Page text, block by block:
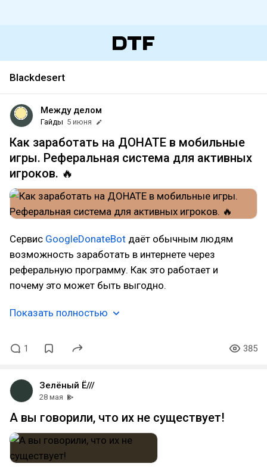
Blackdesert
Между делом
Гайды 5 июня
Как заработать на ДОНАТЕ в мобильные
игры. Реферальная система для активных
игроков. 🔥
Сервис GoogleDonateBot даёт обычным людям
возможность заработать в интернете через
реферальную программу. Как это работает и
почему это может быть выгодно.
Показать полностью
1 385
Зелёный Ё///
28 мая
А вы говорили, что их не существует!